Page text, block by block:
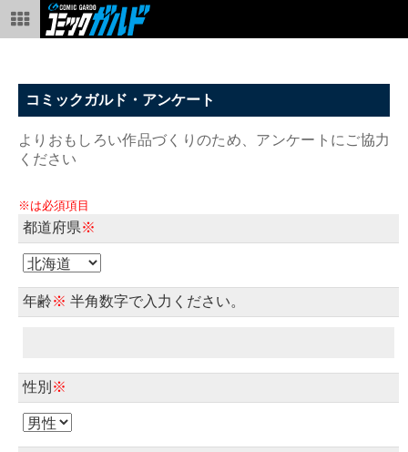
コミックガルド・アンケート
よりおもしろい作品づくりのため、アンケートにご協力
ください
※は必須項目
都道府県※
年齢※ 半角数字で入力ください。
性別 ※